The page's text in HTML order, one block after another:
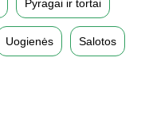
Pyragai ir tortai
Uogienės Salotos